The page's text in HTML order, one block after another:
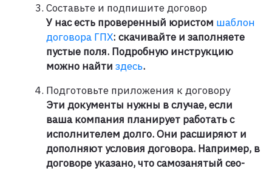
Составьте и подпишите договор
У нас есть проверенный юристом шаблон
договора ГПХ: скачивайте и заполняете
пустые поля. Подробную инструкцию
можно найти здесь.
Подготовьте приложения к договору
Эти документы нужны в случае, если
ваша компания планирует работать с
исполнителем долго. Они расширяют и
дополняют условия договора. Например, в
договоре указано, что самозанятый сео-